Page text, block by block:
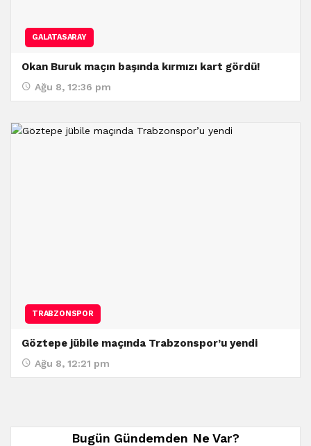
GALATASARAY
Okan Buruk maçın başında kırmızı kart gördü!
Ağu 8, 12:36 pm
TRABZONSPOR
Göztepe jübile maçında Trabzonspor’u yendi
Ağu 8, 12:21 pm
Bugün Gündemden Ne Var?